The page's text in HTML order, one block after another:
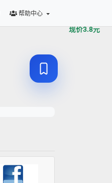
帮助中心
现价3.8元